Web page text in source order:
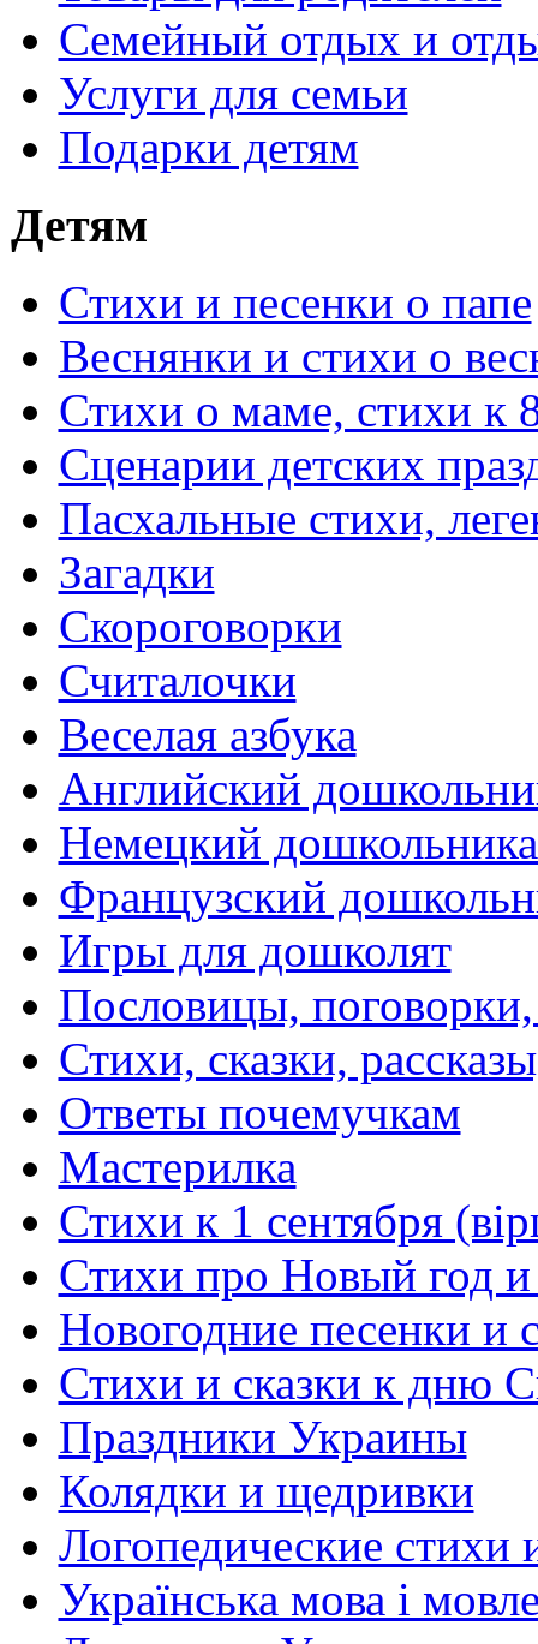
Семейный отдых и
Услуги для семьи
Подарки детям
Детям
Стихи и песенки о папе
Веснянки и стихи о
Стихи о маме, стихи к
Сценарии детских
Пасхальные стихи,
Загадки
Скороговорки
Считалочки
Веселая азбука
Английский
Немецкий
Французский
Игры для дошколят
Пословицы,
Стихи, сказки,
Ответы почемучкам
Мастерилка
Стихи к 1 сентября
Стихи про Новый год
Новогодние песенки и
Стихи и сказки к дню
Праздники Украины
Колядки и щедривки
Логопедические стихи
Українська мова і